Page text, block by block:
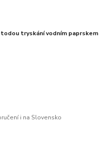
tryskání vodním paprskem
i na Slovensko